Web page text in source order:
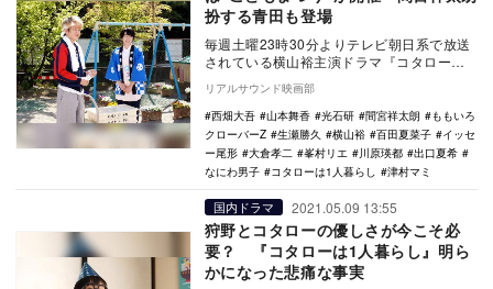
扮する青田も登場
毎週土曜23時30分よりテレビ朝日系で放送
されている横山裕主演ドラマ『コタローは1
人暮らし』。5月15日放送の第4話では、間
宮祥…
リアルサウンド映画部
西畑大吾
山本舞香 光石研 間宮祥太朗
ももいろ
クローバーZ
生瀬勝久 横山裕 百田夏菜子
イッセ
ー尾形
大倉孝二 峯村リエ 川原瑛都
出口夏希
なにわ男子
コタローは1人暮らし 津村マミ
国内ドラマ 2021.05.09 13:55
狩野とコタローの優しさが今こそ必
要？ 『コタローは1人暮らし』明ら
かになった悲痛な事実